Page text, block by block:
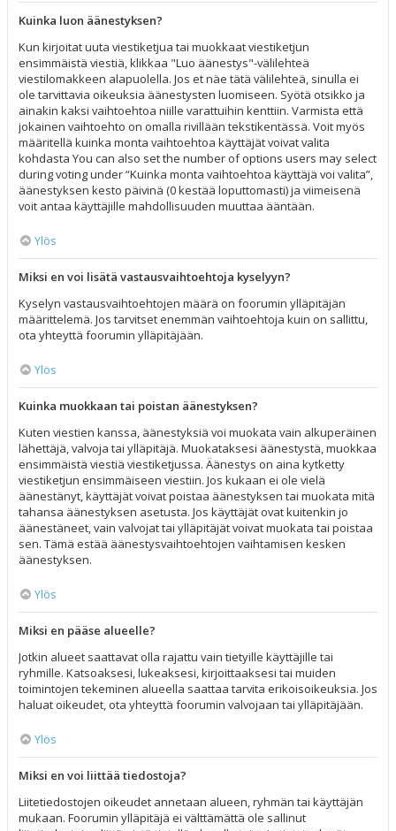
Kuinka luon äänestyksen?
Kun kirjoitat uuta viestiketjua tai muokkaat viestiketjun
ensimmäistä viestiä, klikkaa "Luo äänestys"-välilehteä
viestilomakkeen alapuolella. Jos et näe tätä välilehteä, sinulla ei
ole tarvittavia oikeuksia äänestysten luomiseen. Syötä otsikko ja
ainakin kaksi vaihtoehtoa niille varattuihin kenttiin. Varmista että
jokainen vaihtoehto on omalla rivillään tekstikentässä. Voit myös
määritellä kuinka monta vaihtoehtoa käyttäjät voivat valita
kohdasta You can also set the number of options users may select
during voting under “Kuinka monta vaihtoehtoa käyttäjä voi valita”,
äänestyksen kesto päivinä (0 kestää loputtomasti) ja viimeisenä
voit antaa käyttäjille mahdollisuuden muuttaa ääntään.
Ylös
Miksi en voi lisätä vastausvaihtoehtoja kyselyyn?
Kyselyn vastausvaihtoehtojen määrä on foorumin ylläpitäjän
määrittelemä. Jos tarvitset enemmän vaihtoehtoja kuin on sallittu,
ota yhteyttä foorumin ylläpitäjään.
Ylös
Kuinka muokkaan tai poistan äänestyksen?
Kuten viestien kanssa, äänestyksiä voi muokata vain alkuperäinen
lähettäjä, valvoja tai ylläpitäjä. Muokataksesi äänestystä, muokkaa
ensimmäistä viestiä viestiketjussa. Äänestys on aina kytketty
viestiketjun ensimmäiseen viestiin. Jos kukaan ei ole vielä
äänestänyt, käyttäjät voivat poistaa äänestyksen tai muokata mitä
tahansa äänestyksen asetusta. Jos käyttäjät ovat kuitenkin jo
äänestäneet, vain valvojat tai ylläpitäjät voivat muokata tai poistaa
sen. Tämä estää äänestysvaihtoehtojen vaihtamisen kesken
äänestyksen.
Ylös
Miksi en pääse alueelle?
Jotkin alueet saattavat olla rajattu vain tietyille käyttäjille tai
ryhmille. Katsoaksesi, lukeaksesi, kirjoittaaksesi tai muiden
toimintojen tekeminen alueella saattaa tarvita erikoisoikeuksia. Jos
haluat oikeudet, ota yhteyttä foorumin valvojaan tai ylläpitäjään.
Ylös
Miksi en voi liittää tiedostoja?
Liitetiedostojen oikeudet annetaan alueen, ryhmän tai käyttäjän
mukaan. Foorumin ylläpitäjä ei välttämättä ole sallinut